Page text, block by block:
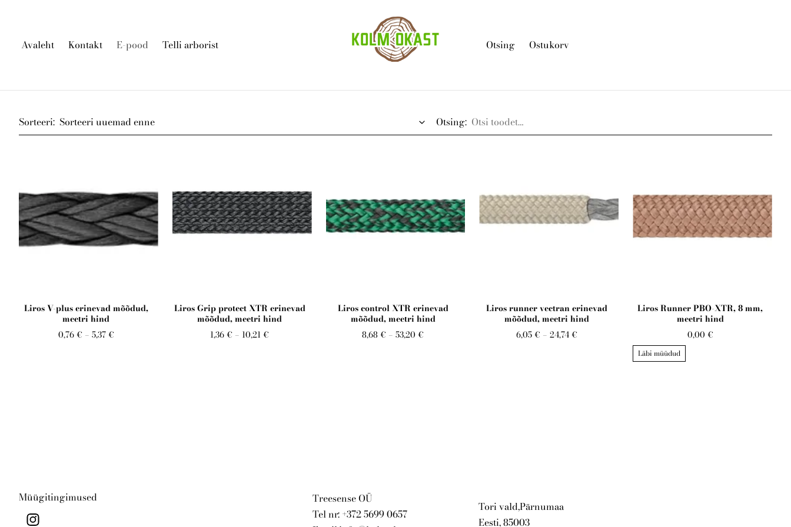
Avaleht Kontakt E-pood Telli arborist Otsing Ostukorv
Sorteeri: Otsing:
Liros V-plus erinevad mõõdud,
meetri hind
0,76 €– 5,37 €
Liros Grip protect XTR erinevad
mõõdud, meetri hind
1,36 € – 10,21 €
Liros control XTR erinevad
mõõdud, meetri hind
8,68 € –53,20 €
Liros runner vectran erinevad
mõõdud, meetri hind
6,05 €– 24,74 €
Liros Runner PBO-XTR, 8 mm,
meetri hind
0,00 €
Läbi müüdud
Müügitingimused
Treesense OÜ
Tel nr: +372 5699 0657
Tori vald,Pärnumaa
Eesti, 85003